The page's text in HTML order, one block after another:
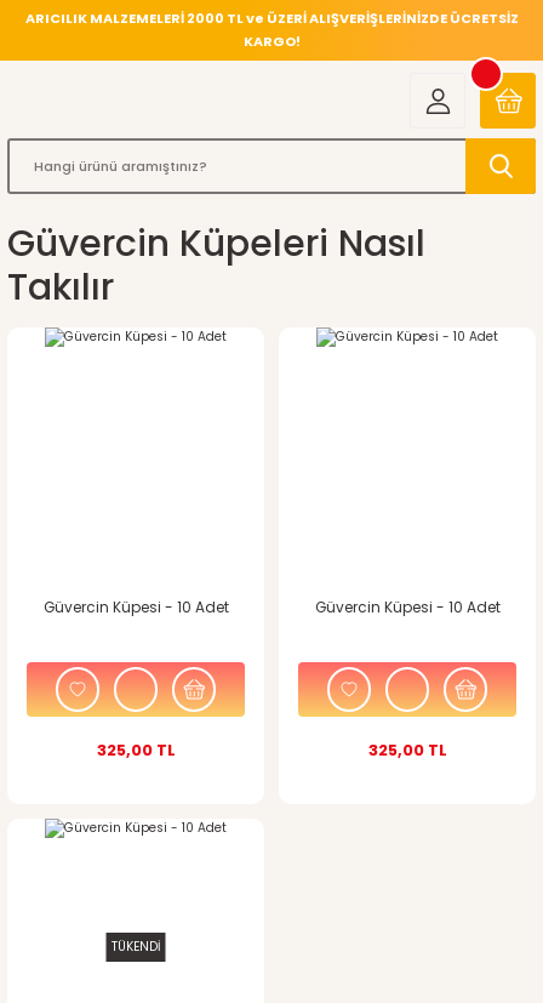
ARICILIK MALZEMELERİ 2000 TL ve ÜZERİ ALIŞVERİŞLERİNİZDE ÜCRETSİZ
KARGO!
Güvercin Küpeleri Nasıl
Takılır
Güvercin Küpesi - 10 Adet
325,00 TL
Güvercin Küpesi - 10 Adet
325,00 TL
TÜKENDİ